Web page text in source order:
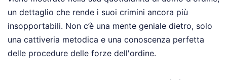
un dettaglio che rende i suoi crimini ancora più
insopportabili. Non c’è una mente geniale dietro, solo
una cattiveria metodica e una conoscenza perfetta
delle procedure delle forze dell'ordine.